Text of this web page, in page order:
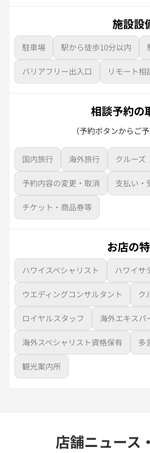
施設設
駐車場 駅から徒歩10分以内
バリアフリー出入口 リモート相
相談予約の
（予約ボタンからご
国内旅行 海外旅行 クルーズ
予約内容の変更・取消 支払い・
チケット・商品券等
お店の
ハワイスペシャリスト ハワイサ
ウエディングコンサルタント ク
ロイヤルスタッフ 海外エキスパ
海外スペシャリスト資格保有 多
観光案内所
店舗ニュース